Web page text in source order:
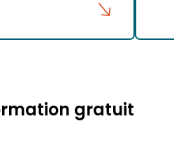
matériaux, ajuster
d’obtenir une
ou
gratuit